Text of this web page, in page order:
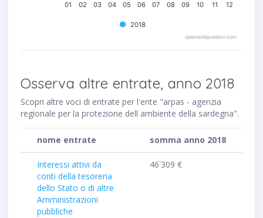
2018
01 08
02 03 04 05 06 07 09 10 11 12
opensoldipubblici.com
Osserva altre entrate, anno 2018
Scopri altre voci di entrate per l'ente "arpas - agenzia
regionale per la protezione dell ambiente della sardegna".
nome entrate somma anno 2018
Interessi attivi da
conti della tesoreria
dello Stato o di altre
Amministrazioni
pubbliche
46˙309 €